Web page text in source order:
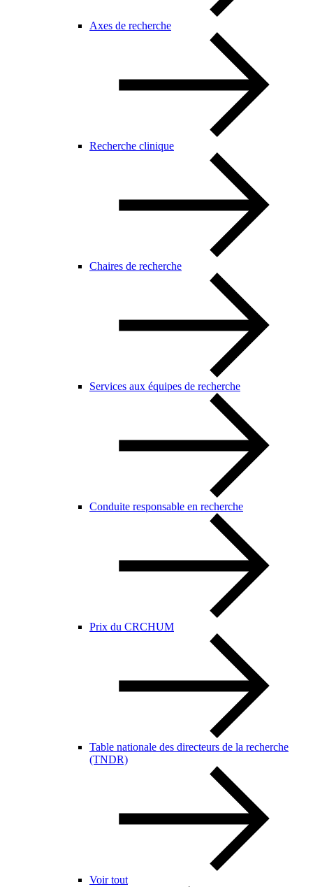
Axes de recherche
Recherche clinique
Chaires de recherche
Services aux équipes de recherche
Conduite responsable en recherche
Prix du CRCHUM
Table nationale des directeurs de la recherche
(TNDR)
Voir tout